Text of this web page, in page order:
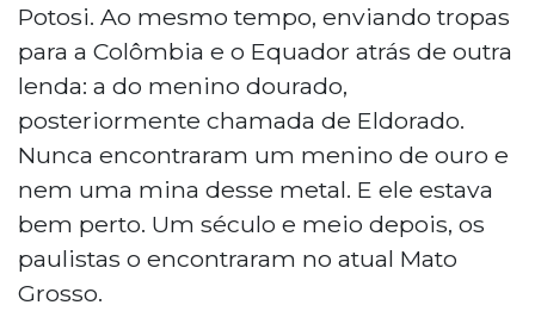
Potosi. Ao mesmo tempo, enviando tropas
para a Colômbia e o Equador atrás de outra
lenda: a do menino dourado,
posteriormente chamada de Eldorado.
Nunca encontraram um menino de ouro e
nem uma mina desse metal. E ele estava
bem perto. Um século e meio depois, os
paulistas o encontraram no atual Mato
Grosso.